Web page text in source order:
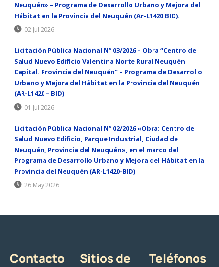
Neuquén» – Programa de Desarrollo Urbano y Mejora del
Hábitat en la Provincia del Neuquén (Ar-L1420 BID).
02 Jul 2026
Licitación Pública Nacional N° 03/2026 – Obra “Centro de
Salud Nuevo Edificio Valentina Norte Rural Neuquén
Capital. Provincia del Neuquén” – Programa de Desarrollo
Urbano y Mejora del Hábitat en la Provincia del Neuquén
(AR-L1420 – BID)
01 Jul 2026
Licitación Pública Nacional N° 02/2026 «Obra: Centro de
Salud Nuevo Edificio, Parque Industrial, Ciudad de
Neuquén, Provincia del Neuquén», en el marco del
Programa de Desarrollo Urbano y Mejora del Hábitat en la
Provincia del Neuquén (AR-L1420-BID)
26 May 2026
Contacto
Sitios de
Teléfonos